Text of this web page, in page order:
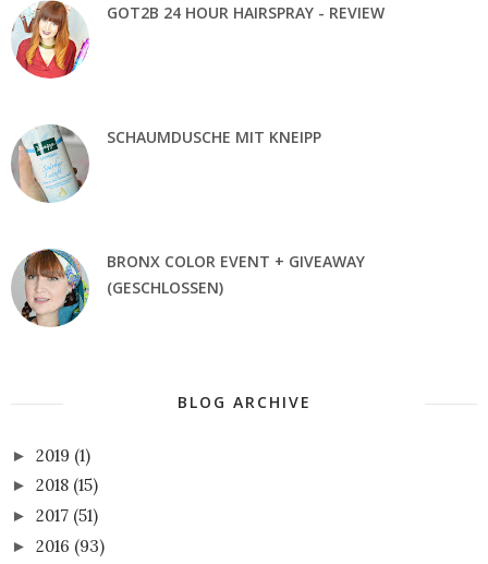
GOT2B 24 HOUR HAIRSPRAY - REVIEW
SCHAUMDUSCHE MIT KNEIPP
BRONX COLOR EVENT + GIVEAWAY
(GESCHLOSSEN)
BLOG ARCHIVE
► 2019 (1)
► 2018 (15)
► 2017 (51)
► 2016 (93)